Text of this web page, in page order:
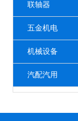
联轴器
五金机电
机械设备
汽配汽用